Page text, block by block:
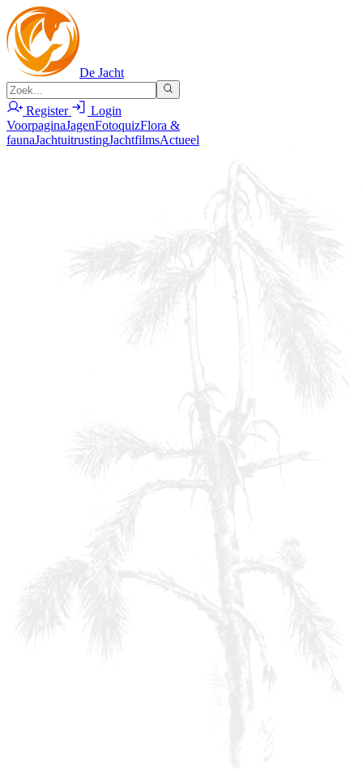
De Jacht
Register
Login
VoorpaginaJagenFotoquizFlora &
faunaJachtuitrustingJachtfilmsActueel